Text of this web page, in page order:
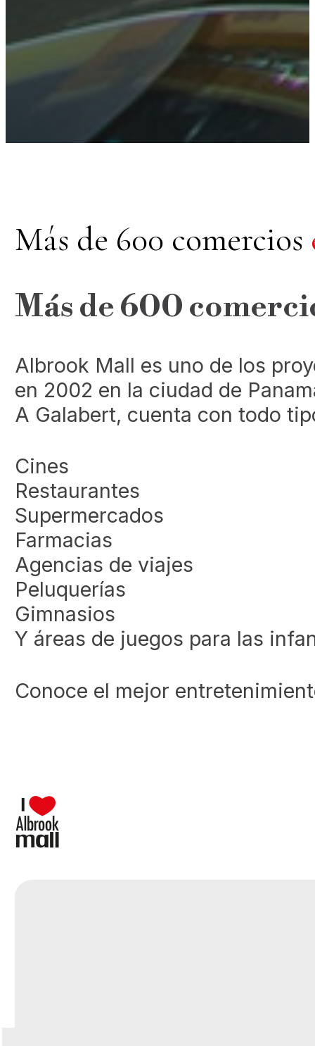
Más de 600 comercios
Más de 600
Albrook Mall es uno de los
en 2002 en la ciudad de
A Galabert, cuenta con todo
Cines
Restaurantes
Supermercados
Farmacias
Agencias de viajes
Peluquerías
Gimnasios
Y áreas de juegos para las
Conoce el mejor